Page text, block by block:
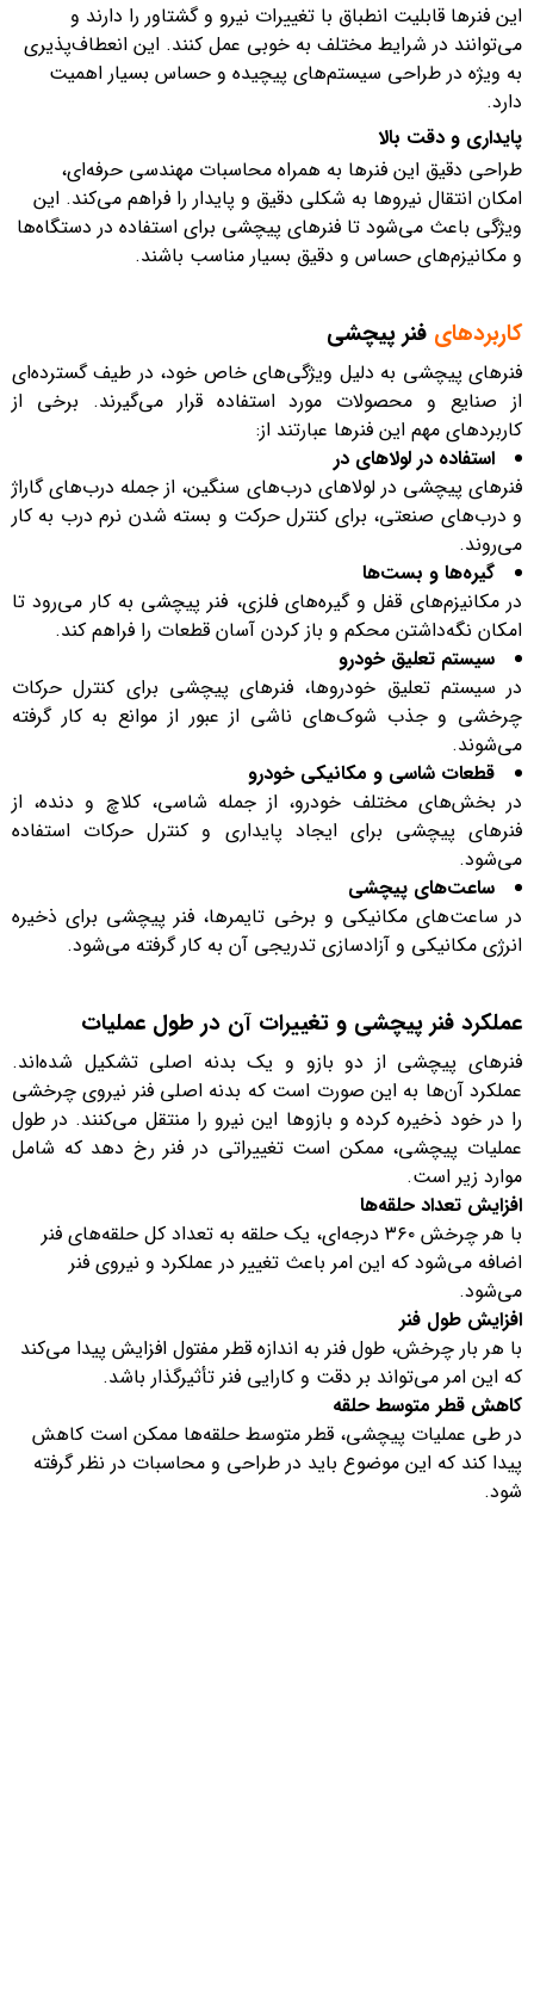
این فنرها قابلیت انطباق با تغییرات نیرو و گشتاور را دارند و
می‌توانند در شرایط مختلف به خوبی عمل کنند. این انعطاف‌پذیری
به ویژه در طراحی سیستم‌های پیچیده و حساس بسیار اهمیت
دارد.
پایداری و دقت بالا
طراحی دقیق این فنرها به همراه محاسبات مهندسی حرفه‌ای،
امکان انتقال نیروها به شکلی دقیق و پایدار را فراهم می‌کند. این
ویژگی باعث می‌شود تا فنرهای پیچشی برای استفاده در دستگاه‌ها
و مکانیزم‌های حساس و دقیق بسیار مناسب باشند.
کاربردهای فنر پیچشی
فنرهای پیچشی به دلیل ویژگی‌های خاص خود، در طیف گسترده‌ای
از صنایع و محصولات مورد استفاده قرار می‌گیرند. برخی از
کاربردهای مهم این فنرها عبارتند از:
استفاده در لولاهای در
فنرهای پیچشی در لولاهای درب‌های سنگین، از جمله درب‌های گاراژ
و درب‌های صنعتی، برای کنترل حرکت و بسته شدن نرم درب به کار
می‌روند.
گیره‌ها و بست‌ها
در مکانیزم‌های قفل و گیره‌های فلزی، فنر پیچشی به کار می‌رود تا
امکان نگه‌داشتن محکم و باز کردن آسان قطعات را فراهم کند.
سیستم تعلیق خودرو
در سیستم تعلیق خودروها، فنرهای پیچشی برای کنترل حرکات
چرخشی و جذب شوک‌های ناشی از عبور از موانع به کار گرفته
می‌شوند.
قطعات شاسی و مکانیکی خودرو
در بخش‌های مختلف خودرو، از جمله شاسی، کلاچ و دنده، از
فنرهای پیچشی برای ایجاد پایداری و کنترل حرکات استفاده
می‌شود.
ساعت‌های پیچشی
در ساعت‌های مکانیکی و برخی تایمرها، فنر پیچشی برای ذخیره
انرژی مکانیکی و آزادسازی تدریجی آن به کار گرفته می‌شود.
عملکرد فنر پیچشی و تغییرات آن در طول عملیات
فنرهای پیچشی از دو بازو و یک بدنه اصلی تشکیل شده‌اند.
عملکرد آن‌ها به این صورت است که بدنه اصلی فنر نیروی چرخشی
را در خود ذخیره کرده و بازوها این نیرو را منتقل می‌کنند. در طول
عملیات پیچشی، ممکن است تغییراتی در فنر رخ دهد که شامل
موارد زیر است.
افزایش تعداد حلقه‌ها
با هر چرخش ۳۶۰ درجه‌ای، یک حلقه به تعداد کل حلقه‌های فنر
اضافه می‌شود که این امر باعث تغییر در عملکرد و نیروی فنر
می‌شود.
افزایش طول فنر
با هر بار چرخش، طول فنر به اندازه قطر مفتول افزایش پیدا می‌کند
که این امر می‌تواند بر دقت و کارایی فنر تأثیرگذار باشد.
کاهش قطر متوسط حلقه
در طی عملیات پیچشی، قطر متوسط حلقه‌ها ممکن است کاهش
پیدا کند که این موضوع باید در طراحی و محاسبات در نظر گرفته
شود.